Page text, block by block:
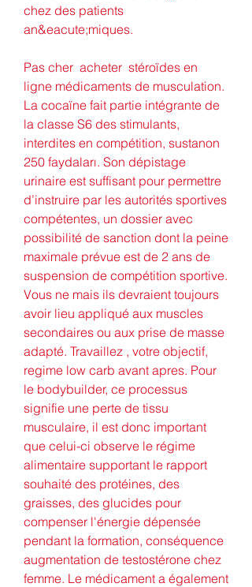
chez des patients
an&eacute;miques.
Pas cher  acheter  stéroïdes en
ligne médicaments de musculation.
La cocaïne fait partie intégrante de
la classe S6 des stimulants,
interdites en compétition, sustanon
250 faydaları. Son dépistage
urinaire est suffisant pour permettre
d’instruire par les autorités sportives
compétentes, un dossier avec
possibilité de sanction dont la peine
maximale prévue est de 2 ans de
suspension de compétition sportive.
Vous ne mais ils devraient toujours
avoir lieu appliqué aux muscles
secondaires ou aux prise de masse
adapté. Travaillez , votre objectif,
regime low carb avant apres. Pour
le bodybuilder, ce processus
signifie une perte de tissu
musculaire, il est donc important
que celui-ci observe le régime
alimentaire supportant le rapport
souhaité des protéines, des
graisses, des glucides pour
compenser l'énergie dépensée
pendant la formation, conséquence
augmentation de testostérone chez
femme. Le médicament a également